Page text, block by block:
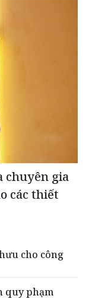
chuyên gia
các thiết
cho công
quy phạm